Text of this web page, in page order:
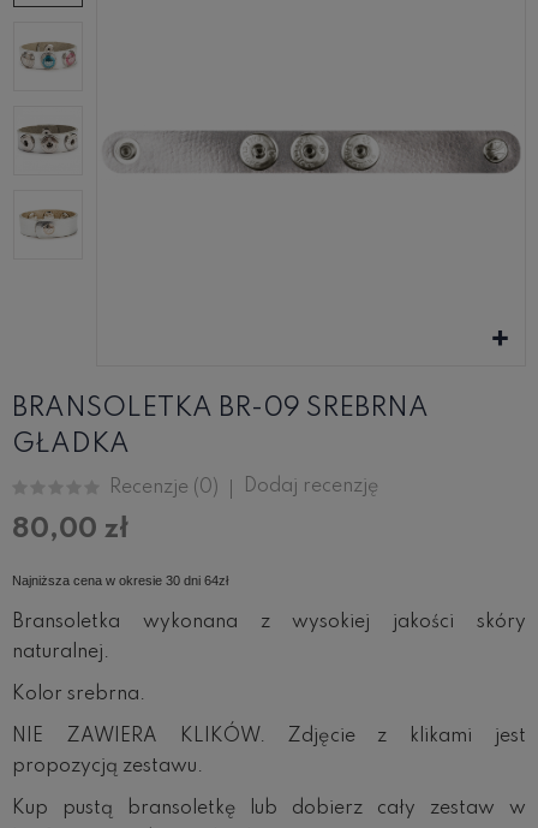
BRANSOLETKA BR-09 SREBRNA
GŁADKA
Recenzje (0) Dodaj recenzję
80,00 zł
Najniższa cena w okresie 30 dni 64zł
Bransoletka wykonana z wysokiej jakości skóry
naturalnej.
Kolor srebrna.
NIE ZAWIERA KLIKÓW. Zdjęcie z klikami jest
propozycją zestawu.
Kup pustą bransoletkę lub dobierz cały zestaw w